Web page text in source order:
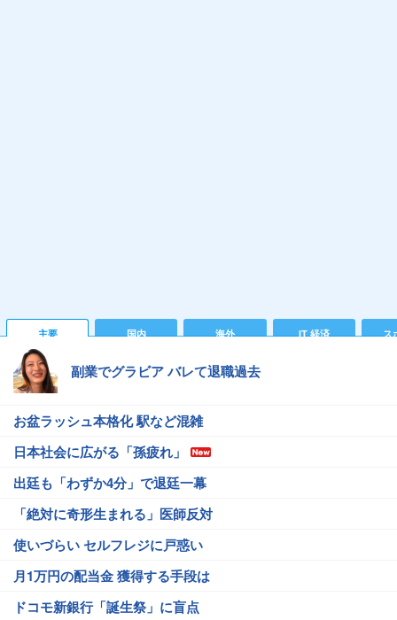
主要 国内 海外 IT 経済 ス
副業でグラビア バレて退職過去
お盆ラッシュ本格化 駅など混雑
日本社会に広がる「孫疲れ」
出廷も「わずか4分」で退廷一幕
「絶対に奇形生まれる」医師反対
使いづらい セルフレジに戸惑い
月1万円の配当金 獲得する手段は
ドコモ新銀行「誕生祭」に盲点